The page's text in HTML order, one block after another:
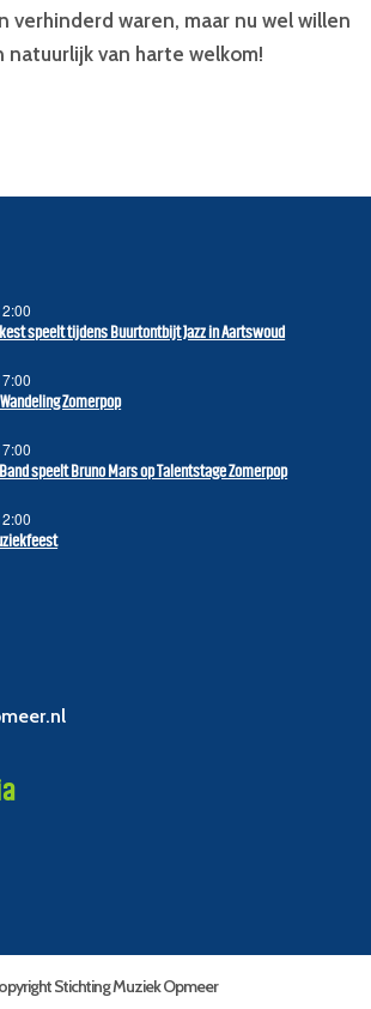
verhinderd waren, maar nu wel willen
natuurlijk van harte welkom!
speelt tijdens Buurtontbijt Jazz in Aartswoud
Zomerpop
speelt Bruno Mars op Talentstage Zomerpop
Stichting Muziek Opmeer